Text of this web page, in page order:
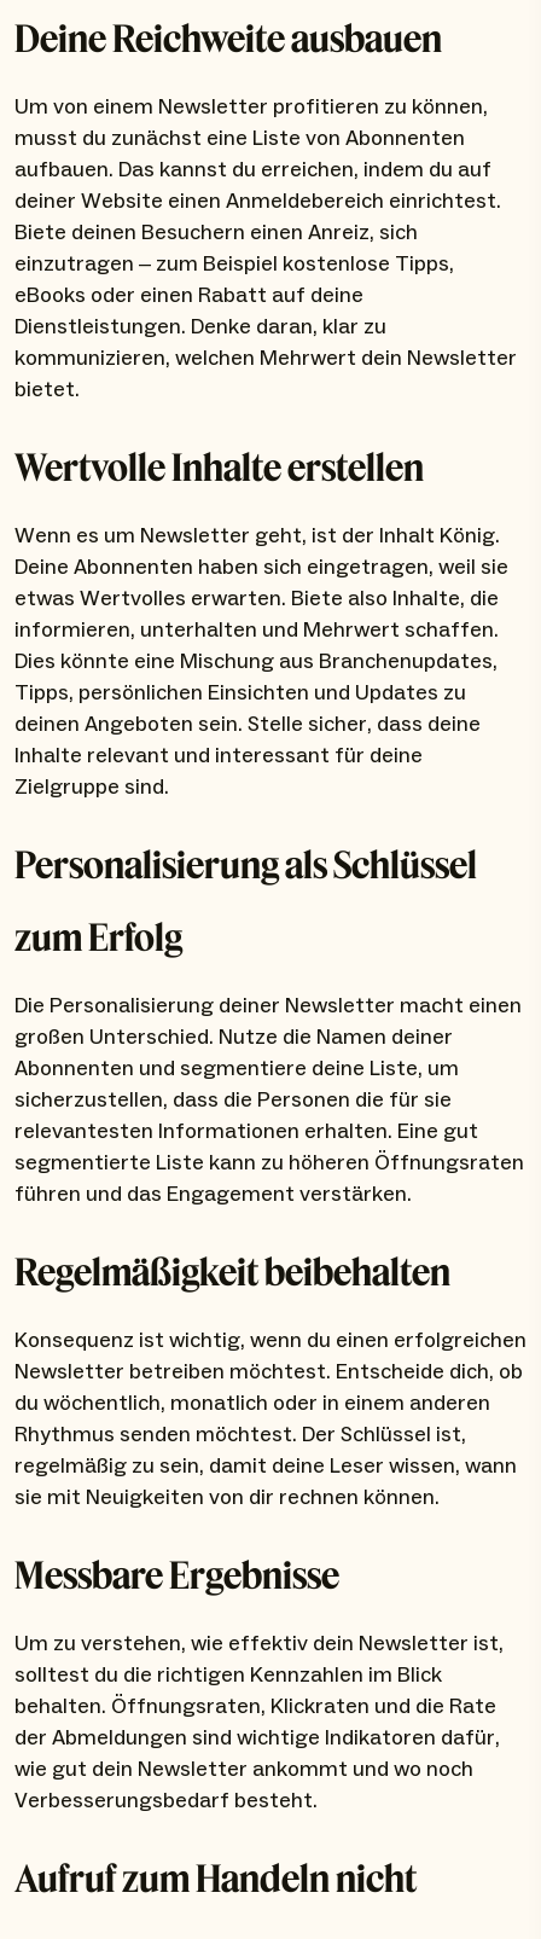
Deine Reichweite ausbauen
Um von einem Newsletter profitieren zu können,
musst du zunächst eine Liste von Abonnenten
aufbauen. Das kannst du erreichen, indem du auf
deiner Website einen Anmeldebereich einrichtest.
Biete deinen Besuchern einen Anreiz, sich
einzutragen – zum Beispiel kostenlose Tipps,
eBooks oder einen Rabatt auf deine
Dienstleistungen. Denke daran, klar zu
kommunizieren, welchen Mehrwert dein Newsletter
bietet.
Wertvolle Inhalte erstellen
Wenn es um Newsletter geht, ist der Inhalt König.
Deine Abonnenten haben sich eingetragen, weil sie
etwas Wertvolles erwarten. Biete also Inhalte, die
informieren, unterhalten und Mehrwert schaffen.
Dies könnte eine Mischung aus Branchenupdates,
Tipps, persönlichen Einsichten und Updates zu
deinen Angeboten sein. Stelle sicher, dass deine
Inhalte relevant und interessant für deine
Zielgruppe sind.
Personalisierung als Schlüssel
zum Erfolg
Die Personalisierung deiner Newsletter macht einen
großen Unterschied. Nutze die Namen deiner
Abonnenten und segmentiere deine Liste, um
sicherzustellen, dass die Personen die für sie
relevantesten Informationen erhalten. Eine gut
segmentierte Liste kann zu höheren Öffnungsraten
führen und das Engagement verstärken.
Regelmäßigkeit beibehalten
Konsequenz ist wichtig, wenn du einen erfolgreichen
Newsletter betreiben möchtest. Entscheide dich, ob
du wöchentlich, monatlich oder in einem anderen
Rhythmus senden möchtest. Der Schlüssel ist,
regelmäßig zu sein, damit deine Leser wissen, wann
sie mit Neuigkeiten von dir rechnen können.
Messbare Ergebnisse
Um zu verstehen, wie effektiv dein Newsletter ist,
solltest du die richtigen Kennzahlen im Blick
behalten. Öffnungsraten, Klickraten und die Rate
der Abmeldungen sind wichtige Indikatoren dafür,
wie gut dein Newsletter ankommt und wo noch
Verbesserungsbedarf besteht.
Aufruf zum Handeln nicht